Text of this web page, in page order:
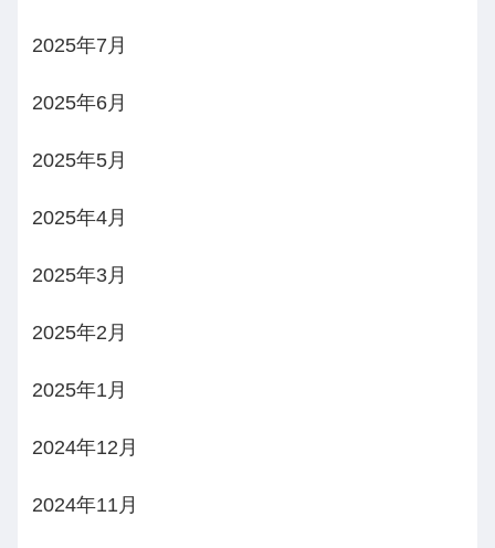
2025年7月
2025年6月
2025年5月
2025年4月
2025年3月
2025年2月
2025年1月
2024年12月
2024年11月